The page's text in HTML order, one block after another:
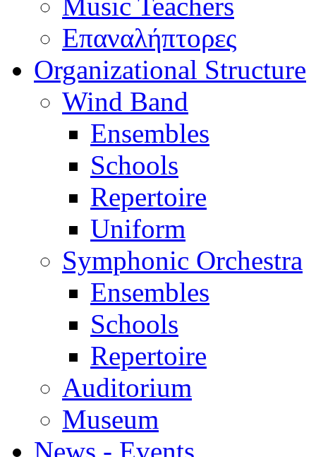
Επαναλήπτορες
Organizational Structure
Wind Band
Ensembles
Schools
Repertoire
Uniform
Symphonic Orchestra
Ensembles
Schools
Repertoire
Auditorium
Museum
News - Events